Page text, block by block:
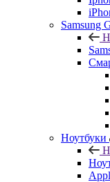
Samsung
Ноутбуки